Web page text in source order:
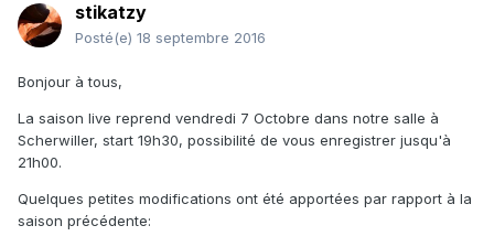
stikatzy
Posté(e) 18 septembre 2016
Bonjour à tous,
La saison live reprend vendredi 7 Octobre dans notre salle à
Scherwiller, start 19h30, possibilité de vous enregistrer jusqu'à
21h00.
Quelques petites modifications ont été apportées par rapport à la
saison précédente: